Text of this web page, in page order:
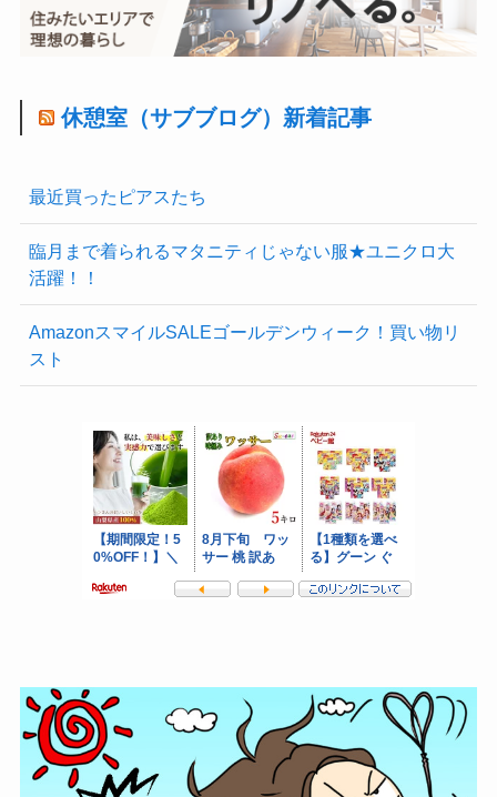
休憩室（サブブログ）新着記事
最近買ったピアスたち
臨月まで着られるマタニティじゃない服★ユニクロ大
活躍！！
AmazonスマイルSALEゴールデンウィーク！買い物リ
スト